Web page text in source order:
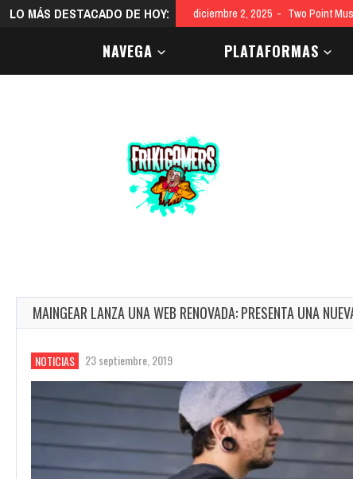
LO MÁS DESTACADO DE HOY: diciembre 2, 2025 Two Point
NAVEGA PLATAFORMAS
MAINGEAR LANZA UNA WEB RENOVADA: PRESENTA UNA
NOTICIAS 23 septiembre, 2019